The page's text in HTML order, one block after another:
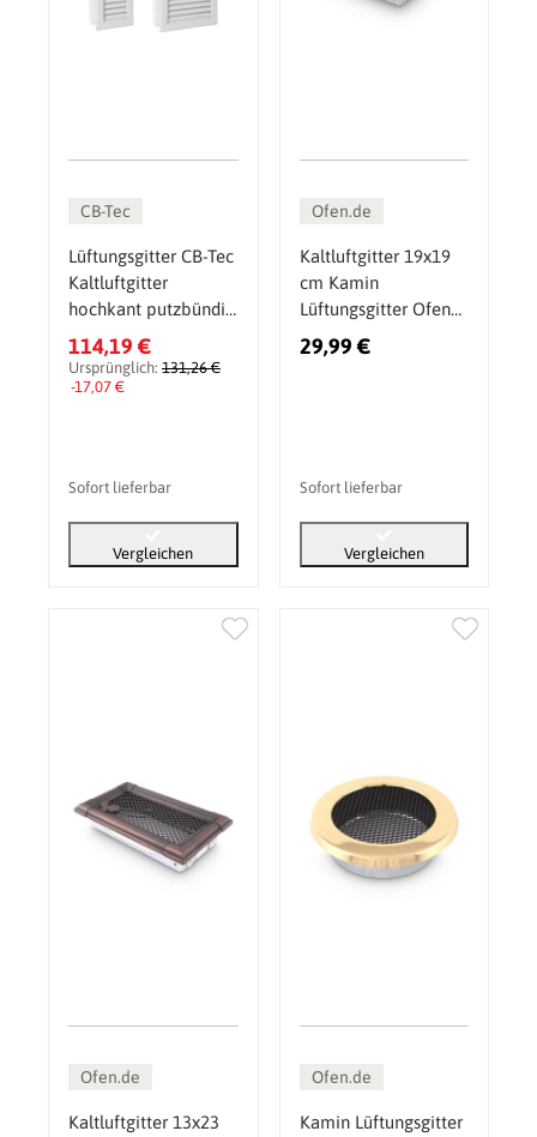
CB-Tec
Lüftungsgitter CB-Tec
Kaltluftgitter
hochkant putzbündig
Weiß
114,19 €
Ursprünglich: 131,26 €
-17,07 €
Sofort lieferbar
Vergleichen
Ofen.de
Kaltluftgitter 19x19
cm Kamin
Lüftungsgitter Ofen
Gitter Weiß
29,99 €
Sofort lieferbar
Vergleichen
Ofen.de
Kaltluftgitter 13x23
Ofen.de
Kamin Lüftungsgitter